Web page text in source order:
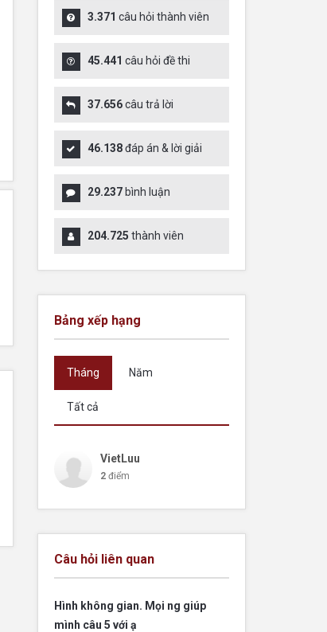
3.371 câu hỏi thành viên
45.441 câu hỏi đề thi
37.656câu trả lời
46.138đáp án & lời giải
29.237bình luận
204.725 thành viên
Bảng xếp hạng
Tháng Năm
Tất cả
VietLuu
2điểm
Câu hỏi liên quan
Hình không gian. Mọi ng giúp
mình câu 5 với ạ